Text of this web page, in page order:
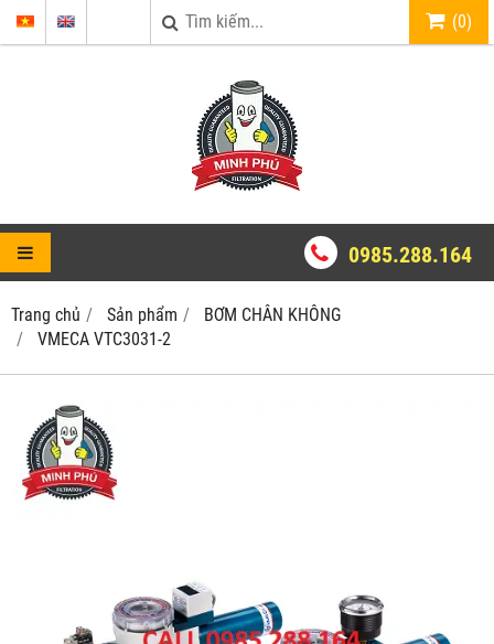
(0)
0985.288.164
Trang chủ Sản phẩm
BƠM CHÂN KHÔNG
VMECA VTC3031-2